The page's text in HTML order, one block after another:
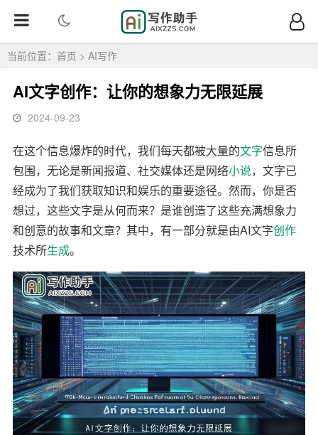
当前位置： 首页 > AI写作
AI文字创作：让你的想象力无限延展
2024-09-23
在这个信息爆炸的时代，我们每天都被大量的文字信息所
包围，无论是新闻报道、社交媒体还是网络小说，文字已
经成为了我们获取知识和娱乐的重要途径。然而，你是否
想过，这些文字是从何而来？是谁创造了这些充满想象力
和创意的故事和文章？其中，有一部分就是由AI文字创作
技术所生成。